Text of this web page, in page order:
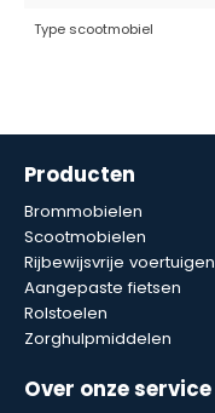
Type scootmobiel
Producten
Brommobielen
Scootmobielen
Rijbewijsvrije voertuigen
Aangepaste fietsen
Rolstoelen
Zorghulpmiddelen
Over onze service